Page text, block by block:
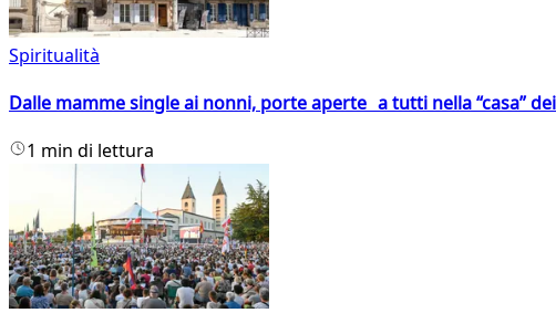
Spiritualità
Dalle mamme single ai nonni, porte aperte a tutti nella “casa”
1 min di lettura